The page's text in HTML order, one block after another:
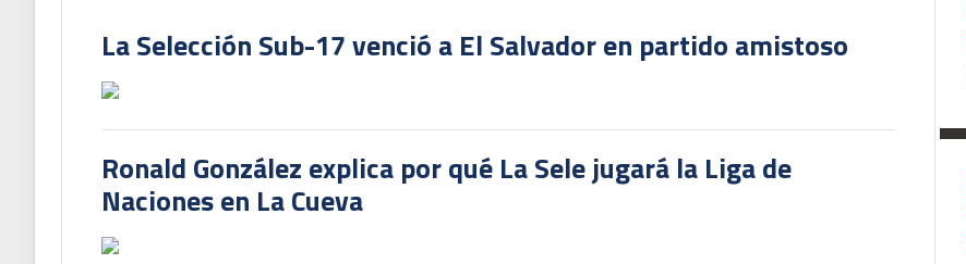
La Selección Sub-17 venció a El Salvador en partido amistoso
Ronald González explica por qué La Sele jugará la Liga de
Naciones en La Cueva